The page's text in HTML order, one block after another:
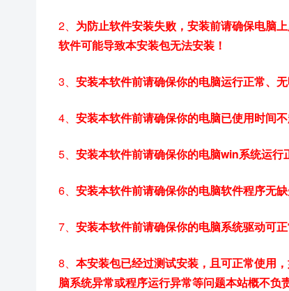
2、 为防止软件安装失败，安装前请确保电脑
软件可能导致本安装包无法安装！
3、 安装本软件前请确保你的电脑运行正常、
4、 安装本软件前请确保你的电脑已使用时间
5、 安装本软件前请确保你的电脑win系统运行
6、 安装本软件前请确保你的电脑软件程序无
7、 安装本软件前请确保你的电脑系统驱动可
8、 本安装包已经过测试安装，且可正常使用
脑系统异常或程序运行异常等问题本站概不负